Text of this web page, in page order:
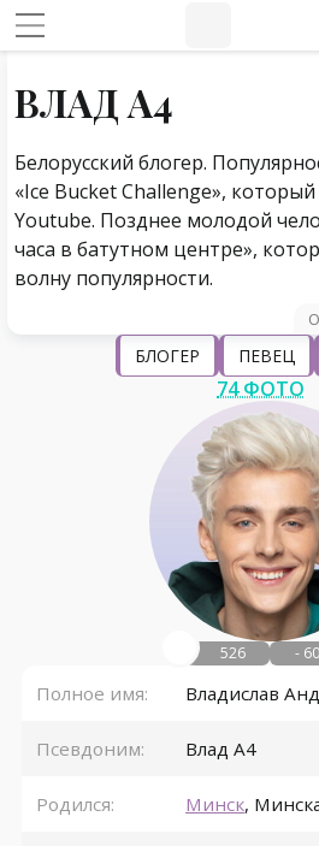
ВЛАД А4
Белорусский блогер.
«Ice Bucket Challenge», который
Youtube. Позднее молодой
часа в батутном центре»,
волну популярности.
БЛОГЕР ПЕВЕЦ
74 ФОТО
526 - 60
Полное имя: Владислав
Псевдоним: Влад А4
Родился: Минск,